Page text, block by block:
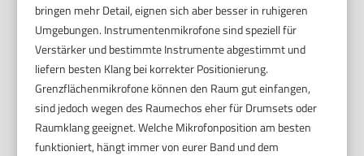
bringen mehr Detail, eignen sich aber besser in ruhigeren
Umgebungen. Instrumentenmikrofone sind speziell für
Verstärker und bestimmte Instrumente abgestimmt und
liefern besten Klang bei korrekter Positionierung.
Grenzflächenmikrofone können den Raum gut einfangen,
sind jedoch wegen des Raumechos eher für Drumsets oder
Raumklang geeignet. Welche Mikrofonposition am besten
funktioniert, hängt immer von eurer Band und dem